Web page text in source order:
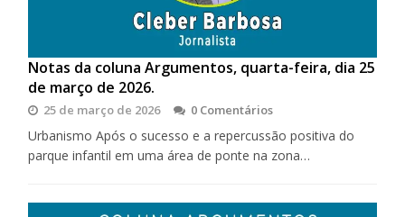
Notas da coluna Argumentos, quarta-feira, dia 25
de março de 2026.
25 de março de 2026 0 Comentários
Urbanismo Após o sucesso e a repercussão positiva do
parque infantil em uma área de ponte na zona…